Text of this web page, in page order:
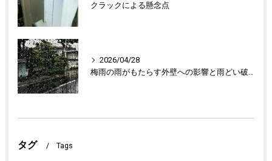
クラックによる懸念点
2026/04/28
梅雨の雨がもたらす外壁への影響と雨どい破損の懸念点
タグ Tags